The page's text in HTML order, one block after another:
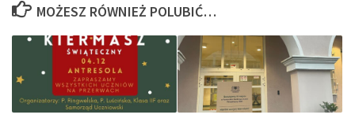
MOŻESZ RÓWNIEŻ POLUBIĆ…